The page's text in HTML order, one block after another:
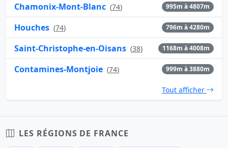
Chamonix-Mont-Blanc (74) 995m à 4807m
Houches (74) 796m à 4280m
Saint-Christophe-en-Oisans (38) 1168m à 4008m
Contamines-Montjoie (74) 999m à 3880m
Tout afficher
LES RÉGIONS DE FRANCE